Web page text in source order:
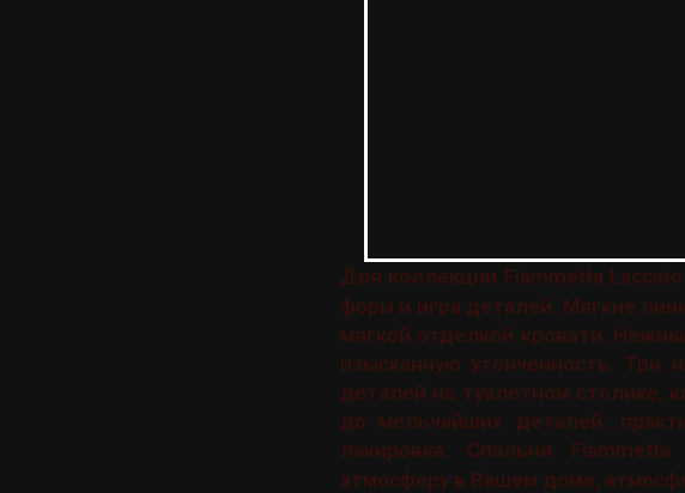
Для коллекции Fiammetta
форм и игра деталей. Мягкие
мягкой отделкой кровати.
изысканную утонченность.
деталей на туалетном столике,
до мельчайших деталей:
лакировка. Спальня
атмосферу в Вашем доме,